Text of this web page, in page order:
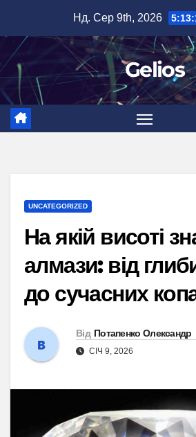
вмісту
Нд. Сер 9th, 2026
Gelios
UNCATEGORIZED
На якій висоті
алмази: від
до сучасних
Від Потапенко Олександр
СІЧ 9, 2026